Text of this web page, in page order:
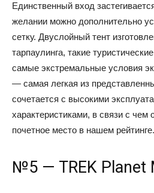
Единственный вход
желании можно дополнительно
сетку. Двуслойный тент
тарпаулинга, такие
самые экстремальные условия
— самая легкая из
сочетается с высокими
характеристиками, в связи с чем
почетное место в нашем рейтинге.
№5 — TREK Planet